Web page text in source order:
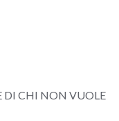
DI CHI NON VUOLE